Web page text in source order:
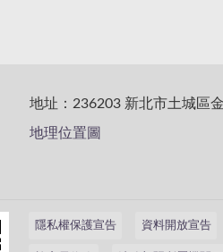
地址：236203 新北市土城區
地理位置圖
隱私權保護宣告 資料開放宣告